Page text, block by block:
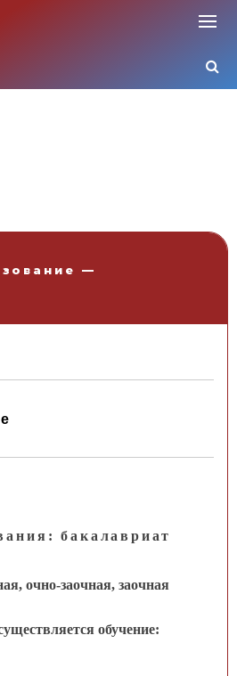
—
бакалавриат
очно-заочная, заочная
обучение: